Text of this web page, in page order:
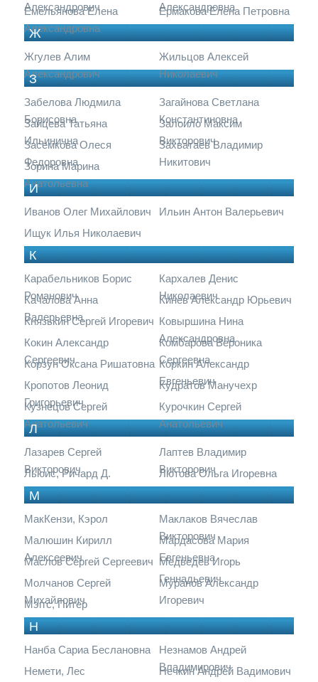
Александрович
Александровна
Емельянова Елена
Александровна
Ермакова Елена Петровна
Ж
Жгулев Алим
Александрович
Жильцов Алексей
Николаевич
З
Забелова Людмила
Борисовна
Загайнова Светлана
Константиновна
Зайцева Татьяна
Ильинична
Залоило Максим
Викторович
Засемкова Олеся
Федоровна
Захватаев Владимир
Никитович
Зорина Марина
Анатольевна
И
Иванов Олег Михайлович
Ильин Антон Валерьевич
Ищук Илья Николаевич
К
Карабельников Борис
Романович
Кархалев Денис
Николаевич
Качалова Анна
Валерьевна
Кинёв Александр Юрьевич
Князькин Сергей Игоревич Ковыршина Нина
Александровна
Кокин Александр
Сергеевич
Комбарова Вероника
Сергеевна
Корзун Оксана Ришатовна Коркин Александр
Евгеньевич
Кропотов Леонид
Григорьевич
Кудратов Манучехр
Кузнецов Сергей
Анатольевич
Курочкин Сергей
Анатольевич
Л
Лазарев Сергей
Викторович
Лаптев Владимир
Викторович
Льюис, Ричард Д. Лютова Ольга Игоревна
М
МакКензи, Кэрол
Маклаков Вячеслав
Викторович
Малюшин Кирилл
Алексеевич
Мардасова Мария
Евгеньевна
Маслов Сергей Сергеевич Медведев Игорь
Геннадьевич
Молчанов Сергей
Михайлович
Муранов Александр
Игоревич
Мэггс, Питер
Н
Нанба Сариа Беслановна
Незнамов Андрей
Владимирович
Немети, Лес Нечкин Андрей Вадимович